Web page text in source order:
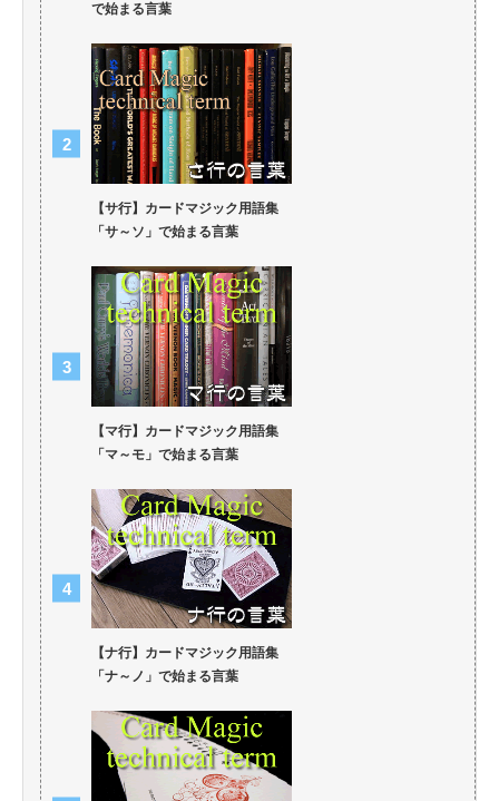
で始まる言葉
【サ行】カードマジック用語集
「サ～ソ」で始まる言葉
【マ行】カードマジック用語集
「マ～モ」で始まる言葉
【ナ行】カードマジック用語集
「ナ～ノ」で始まる言葉